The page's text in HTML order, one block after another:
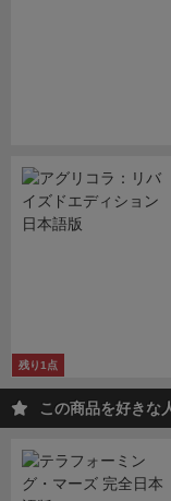
残り1点
この商品を好きな